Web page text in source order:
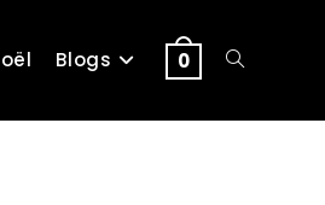
Blogs 0 Toggle